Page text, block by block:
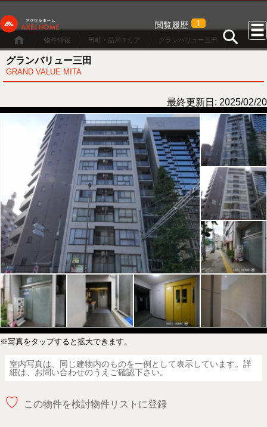
閲覧履歴 1
物件情報 田町・品川エリア グランバリュー三田
グランバリュー三田
GRAND VALUE MITA
最終更新日: 2025/02/20
※写真をタップすると拡大できます。
室内写真は、同じ建物内のものを一例として表示しています。詳
細は、お問い合わせのうえご確認下さい。
♡ この物件を検討物件リストに登録